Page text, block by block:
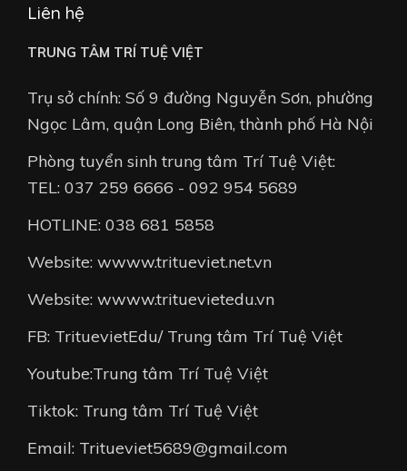
Liên hệ
TRUNG TÂM TRÍ TUỆ VIỆT
Trụ sở chính: Số 9 đường Nguyễn Sơn, phường
Ngọc Lâm, quận Long Biên, thành phố Hà Nội
Phòng tuyển sinh trung tâm Trí Tuệ Việt:
TEL: 037 259 6666 - 092 954 5689
HOTLINE: 038 681 5858
Website: wwww.tritueviet.net.vn
Website: wwww.trituevietedu.vn
FB: TrituevietEdu/ Trung tâm Trí Tuệ Việt
Youtube:Trung tâm Trí Tuệ Việt
Tiktok: Trung tâm Trí Tuệ Việt
Email: Tritueviet5689@gmail.com